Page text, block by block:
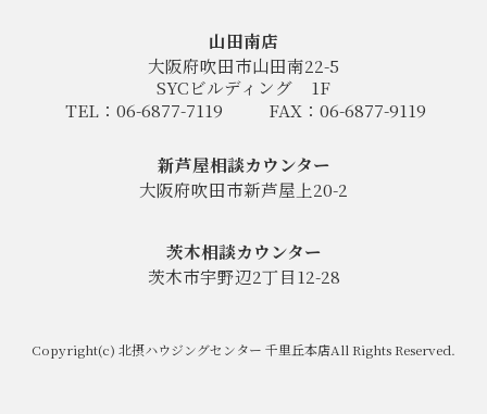
山田南店
大阪府吹田市山田南22-5
SYCビルディング
1F
TEL：06-6877-7119
FAX：06-6877-9119
新芦屋相談カウンター
大阪府吹田市新芦屋上20-2
茨木相談カウンター
茨木市宇野辺2丁目12-28
Copyright(c) 北摂ハウジングセンター 千里丘本店All Rights Reserved.